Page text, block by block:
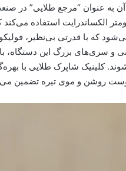
آن به عنوان “مرجع طلایی” در
این دستگاه از طول موج ۷۵۵ نانومتر
که با قدرتی بی‌نظیر،
و سری‌های بزرگ این دستگاه،
پوست روشن و موی تیره تضمین